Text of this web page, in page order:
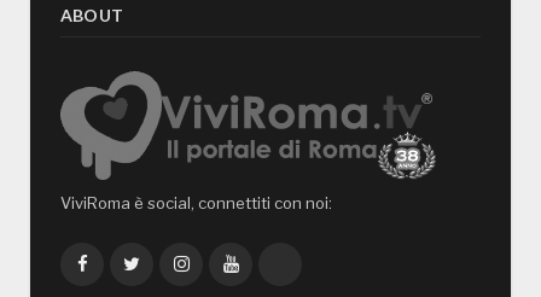
ABOUT
ViviRoma è social, connettiti con noi:
FacebookTwitterInstagramYouTube